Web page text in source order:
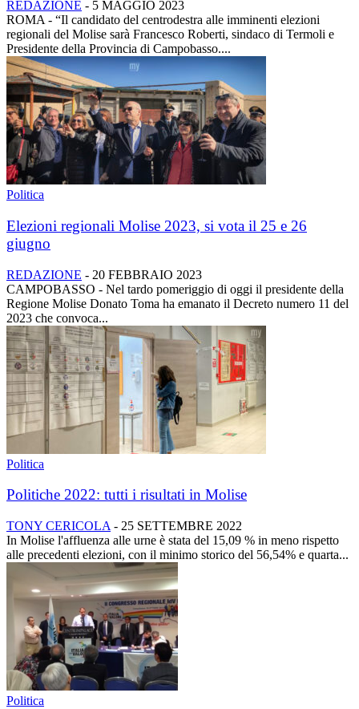
REDAZIONE - 5 MAGGIO 2023
ROMA - “Il candidato del centrodestra alle imminenti elezioni
regionali del Molise sarà Francesco Roberti, sindaco di Termoli e
Presidente della Provincia di Campobasso....
Politica
Elezioni regionali Molise 2023, si vota il 25 e 26
giugno
REDAZIONE - 20 FEBBRAIO 2023
CAMPOBASSO - Nel tardo pomeriggio di oggi il presidente della
Regione Molise Donato Toma ha emanato il Decreto numero 11 del
2023 che convoca...
Politica
Politiche 2022: tutti i risultati in Molise
TONY CERICOLA - 25 SETTEMBRE 2022
In Molise l'affluenza alle urne è stata del 15,09 % in meno rispetto
alle precedenti elezioni, con il minimo storico del 56,54% e quarta...
Politica